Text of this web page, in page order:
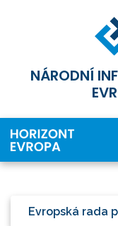
NÁRODNÍ
Evropská rada